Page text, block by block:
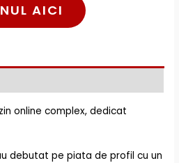
AICI
online complex, dedicat
debutat pe piata de profil cu un